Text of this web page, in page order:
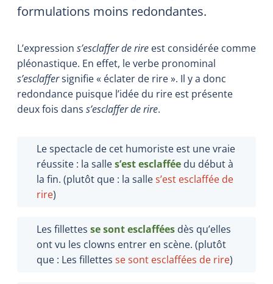
formulations moins redondantes.
L’expression s’esclaffer de rire est considérée comme
pléonastique. En effet, le verbe pronominal
s’esclaffersignifie « éclater de rire ». Il y a donc
redondance puisque l’idée du rire est présente
deux fois dans s’esclaffer de rire.
Le spectacle de cet humoriste est une vraie
réussite : la salles’est esclaffée du début à
la fin. (plutôt que : la salles’est esclaffée de
rire)
Les fillettes se sont esclaffées dès qu’elles
ont vu les clowns entrer en scène. (plutôt
que : Les fillettes se sont esclaffées de rire)